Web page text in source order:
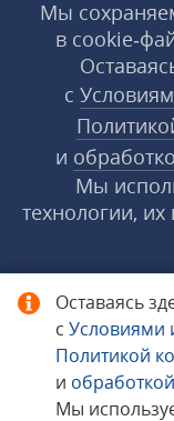
Оставаясь
с Условиями
Политикой
и
Мы
Мы
в
с
и
Мы
технологии,
©